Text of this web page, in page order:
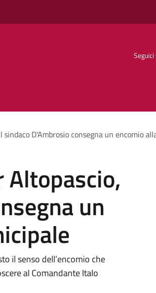
Seguici
D'Ambrosio consegna un encomio
Altopascio,
un
il senso dell’encomio che
al Comandante Italo